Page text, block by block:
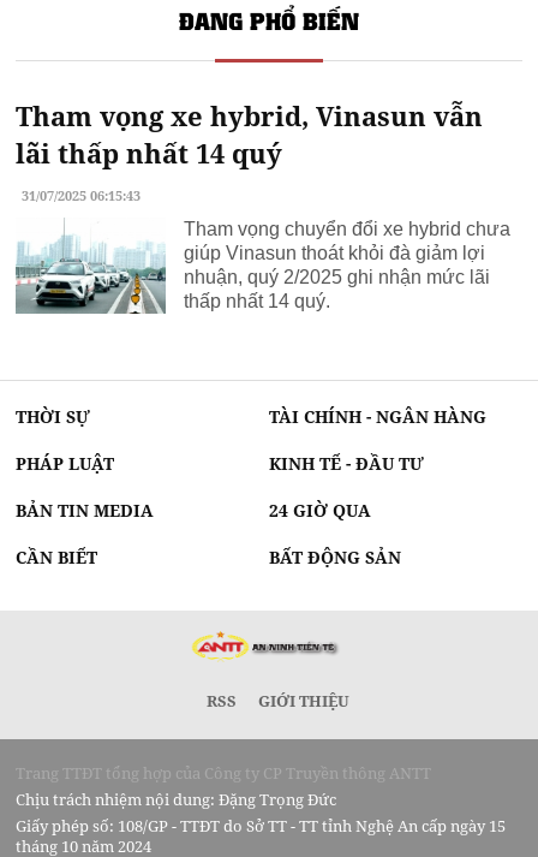
ĐANG PHỔ BIẾN
Tham vọng xe hybrid, Vinasun vẫn
lãi thấp nhất 14 quý
31/07/2025 06:15:43
Tham vọng chuyển đổi xe hybrid chưa
giúp Vinasun thoát khỏi đà giảm lợi
nhuận, quý 2/2025 ghi nhận mức lãi
thấp nhất 14 quý.
THỜI SỰ TÀI CHÍNH - NGÂN HÀNG
PHÁP LUẬT KINH TẾ - ĐẦU TƯ
BẢN TIN MEDIA 24 GIỜ QUA
CẦN BIẾT BẤT ĐỘNG SẢN
RSS GIỚI THIỆU
Trang TTĐT tổng hợp của Công ty CP Truyền thông ANTT
Chịu trách nhiệm nội dung: Đặng Trọng Đức
Giấy phép số: 108/GP - TTĐT do Sở TT - TT tỉnh Nghệ An cấp ngày 15
tháng 10 năm 2024